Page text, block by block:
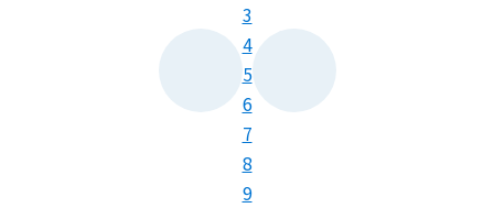
3
4
5
6
7
8
9